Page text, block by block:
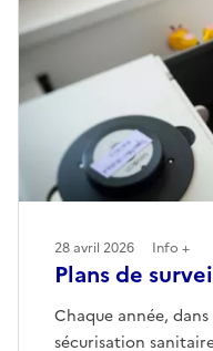
Plans de
Chaque année,
sécurisation
28 avril 2026 Info +